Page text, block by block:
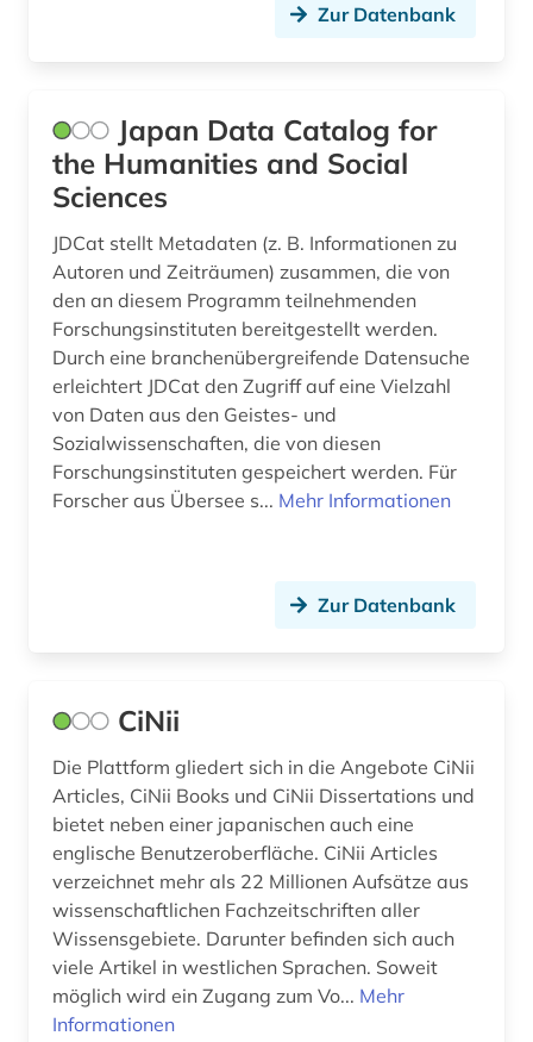
Zur Datenbank
Japan Data Catalog for
the Humanities and Social
Sciences
JDCat stellt Metadaten (z. B. Informationen zu
Autoren und Zeiträumen) zusammen, die von
den an diesem Programm teilnehmenden
Forschungsinstituten bereitgestellt werden.
Durch eine branchenübergreifende Datensuche
erleichtert JDCat den Zugriff auf eine Vielzahl
von Daten aus den Geistes- und
Sozialwissenschaften, die von diesen
Forschungsinstituten gespeichert werden. Für
Forscher aus Übersee s... Mehr Informationen
Zur Datenbank
CiNii
Die Plattform gliedert sich in die Angebote CiNii
Articles, CiNii Books und CiNii Dissertations und
bietet neben einer japanischen auch eine
englische Benutzeroberfläche. CiNii Articles
verzeichnet mehr als 22 Millionen Aufsätze aus
wissenschaftlichen Fachzeitschriften aller
Wissensgebiete. Darunter befinden sich auch
viele Artikel in westlichen Sprachen. Soweit
möglich wird ein Zugang zum Vo... Mehr
Informationen